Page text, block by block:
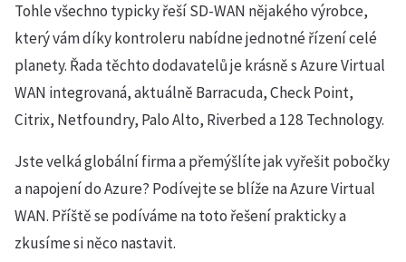
Tohle všechno typicky řeší SD-WAN nějakého výrobce,
který vám díky kontroleru nabídne jednotné řízení celé
planety. Řada těchto dodavatelů je krásně s Azure Virtual
WAN integrovaná, aktuálně Barracuda, Check Point,
Citrix, Netfoundry, Palo Alto, Riverbed a 128 Technology.
Jste velká globální firma a přemýšlíte jak vyřešit pobočky
a napojení do Azure? Podívejte se blíže na Azure Virtual
WAN. Příště se podíváme na toto řešení prakticky a
zkusíme si něco nastavit.